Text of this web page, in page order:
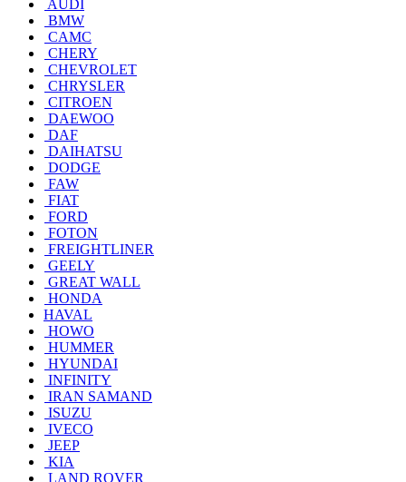
AUDI
BMW
CAMC
CHERY
CHEVROLET
CHRYSLER
CITROEN
DAEWOO
DAF
DAIHATSU
DODGE
FAW
FIAT
FORD
FOTON
FREIGHTLINER
GEELY
GREAT WALL
HONDA
HAVAL
HOWO
HUMMER
HYUNDAI
INFINITY
IRAN SAMAND
ISUZU
IVECO
JEEP
KIA
LAND ROVER